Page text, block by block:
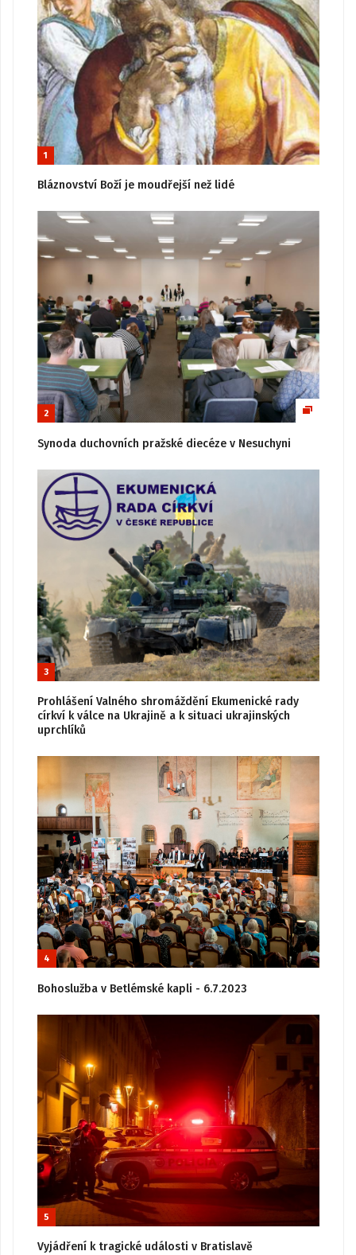
1
Bláznovství Boží je moudřejší než lidé
2
Synoda duchovních pražské diecéze v Nesuchyni
3
Prohlášení Valného shromáždění Ekumenické rady
církví k válce na Ukrajině a k situaci ukrajinských
uprchlíků
4
Bohoslužba v Betlémské kapli - 6.7.2023
5
Vyjádření k tragické události v Bratislavě